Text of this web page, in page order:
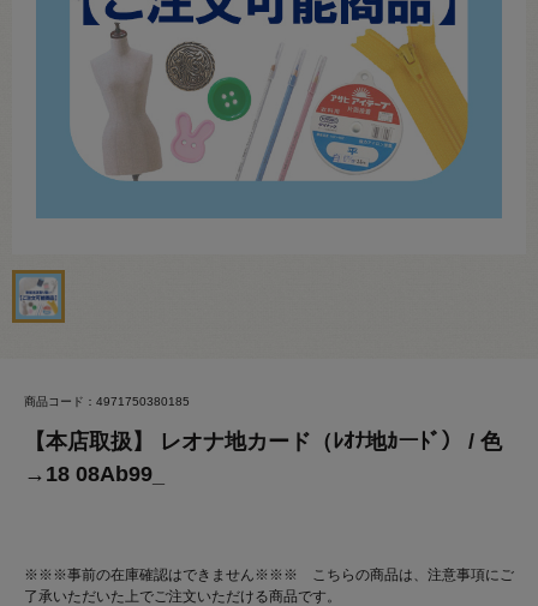
商品コード：4971750380185
【本店取扱】 レオナ地カード（ﾚｵﾅ地ｶーﾄﾞ） / 色
→18 08Ab99_
※※※事前の在庫確認はできません※※※ こちらの商品は、注意事項にご
了承いただいた上でご注文いただける商品です。